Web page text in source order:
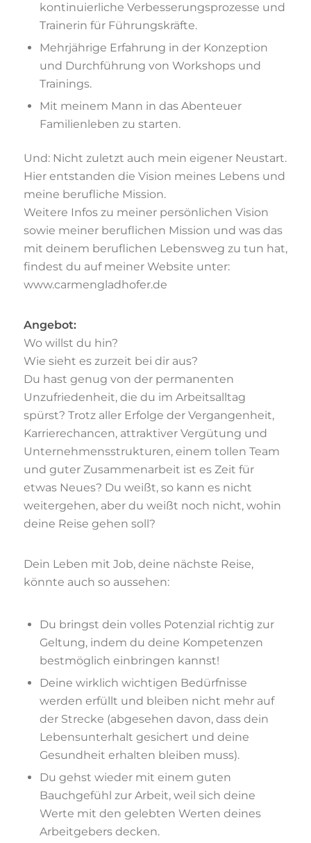
kontinuierliche Verbesserungsprozesse und
Trainerin für Führungskräfte.
Mehrjährige Erfahrung in der Konzeption
und Durchführung von Workshops und
Trainings.
Mit meinem Mann in das Abenteuer
Familienleben zu starten.
Und: Nicht zuletzt auch mein eigener Neustart.
Hier entstanden die Vision meines Lebens und
meine berufliche Mission.
Weitere Infos zu meiner persönlichen Vision
sowie meiner beruflichen Mission und was das
mit deinem beruflichen Lebensweg zu tun hat,
findest du auf meiner Website unter:
www.carmengladhofer.de
Angebot:
Wo willst du hin?
Wie sieht es zurzeit bei dir aus?
Du hast genug von der permanenten
Unzufriedenheit, die du im Arbeitsalltag
spürst? Trotz aller Erfolge der Vergangenheit,
Karrierechancen, attraktiver Vergütung und
Unternehmensstrukturen, einem tollen Team
und guter Zusammenarbeit ist es Zeit für
etwas Neues? Du weißt, so kann es nicht
weitergehen, aber du weißt noch nicht, wohin
deine Reise gehen soll?
Dein Leben mit Job, deine nächste Reise,
könnte auch so aussehen:
Du bringst dein volles Potenzial richtig zur
Geltung, indem du deine Kompetenzen
bestmöglich einbringen kannst!
Deine wirklich wichtigen Bedürfnisse
werden erfüllt und bleiben nicht mehr auf
der Strecke (abgesehen davon, dass dein
Lebensunterhalt gesichert und deine
Gesundheit erhalten bleiben muss).
Du gehst wieder mit einem guten
Bauchgefühl zur Arbeit, weil sich deine
Werte mit den gelebten Werten deines
Arbeitgebers decken.